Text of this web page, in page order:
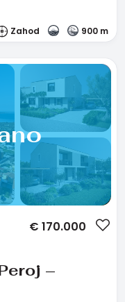
Zahod 900 m
€ 170.000
–